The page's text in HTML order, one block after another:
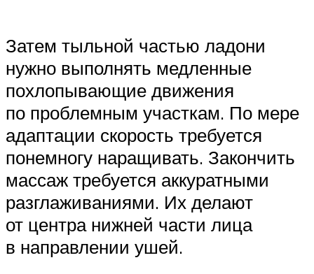
Затем тыльной частью ладони
нужно выполнять медленные
похлопывающие движения
по проблемным участкам. По мере
адаптации скорость требуется
понемногу наращивать. Закончить
массаж требуется аккуратными
разглаживаниями. Их делают
от центра нижней части лица
в направлении ушей.